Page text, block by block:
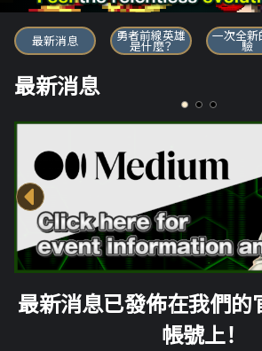
勇者前線英雄
最新消息 勇者前線英雄
是什麼？
一次全新
驗
最新消息
最新消息已發佈在我們的
帳號上！